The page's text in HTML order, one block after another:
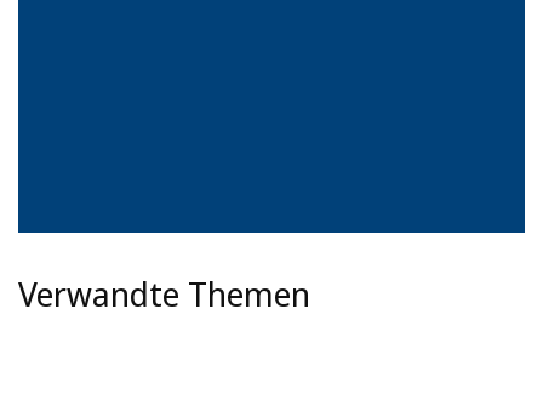
Verwandte Themen